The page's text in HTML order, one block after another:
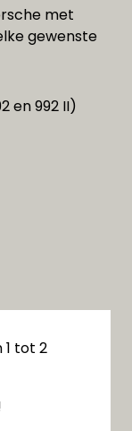
met
gewenste
en 992 II)
tot 2